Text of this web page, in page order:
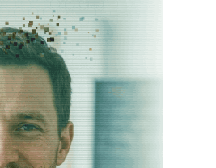
kteří je na veletrhu budou
můžete dostat do Austrálie